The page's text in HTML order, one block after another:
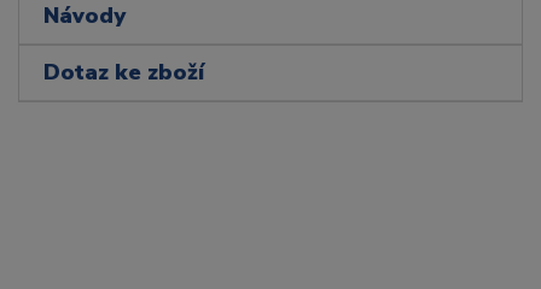
Návody
Dotaz ke zboží